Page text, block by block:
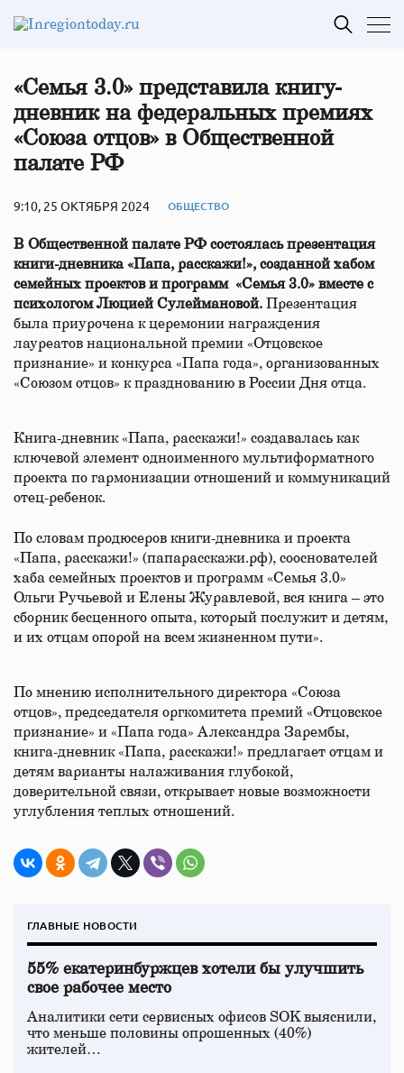
«Семья 3.0» представила книгу-
дневник на федеральных премиях
«Союза отцов» в Общественной
палате РФ
9:10, 25 ОКТЯБРЯ 2024 ОБЩЕСТВО
В Общественной палате РФ состоялась презентация
книги-дневника «Папа, расскажи!», созданной хабом
семейных проектов и программ «Семья 3.0» вместе с
психологом Люцией Сулеймановой.
Презентация
была приурочена к церемонии награждения
лауреатов национальной премии «Отцовское
признание» и конкурса «Папа года», организованных
«Союзом отцов» к празднованию в России Дня отца.
Книга-дневник «Папа, расскажи!» создавалась как
ключевой элемент одноименного мультиформатного
проекта по гармонизации отношений и коммуникаций
отец-ребенок.
По словам продюсеров книги-дневника и проекта
«Папа, расскажи!» (папарасскажи.рф), сооснователей
хаба семейных проектов и программ «Семья 3.0»
Ольги Ручьевой и Елены Журавлевой, вся книга – это
сборник бесценного опыта, который послужит и детям,
и их отцам опорой на всем жизненном пути».
По мнению исполнительного директора «Союза
отцов», председателя оргкомитета премий «Отцовское
признание» и «Папа года» Александра Зарембы,
книга-дневник «Папа, расскажи!» предлагает отцам и
детям варианты налаживания глубокой,
доверительной связи, открывает новые возможности
углубления теплых отношений.
ГЛАВНЫЕ НОВОСТИ
55% екатеринбуржцев хотели бы улучшить
свое рабочее место
Аналитики сети сервисных офисов SOK выяснили,
что меньше половины опрошенных (40%)
жителей…